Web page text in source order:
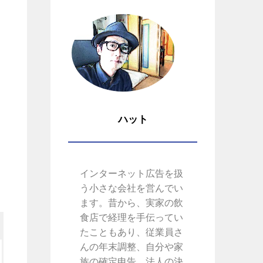
ハット
インターネット広告を扱
う小さな会社を営んでい
ます。昔から、実家の飲
食店で経理を手伝ってい
たこともあり、従業員さ
んの年末調整、自分や家